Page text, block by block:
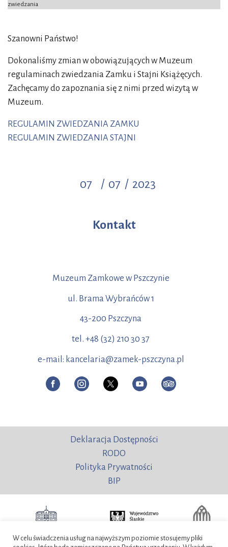
zwiedzania
Szanowni Państwo!
Dokonaliśmy zmian w obowiązujących w Muzeum
regulaminach zwiedzania Zamku i Stajni Książęcych.
Zachęcamy do zapoznania się z nimi przed wizytą w
Muzeum.
REGULAMIN ZWIEDZANIA ZAMKU
REGULAMIN ZWIEDZANIA STAJNI
07 / 07 / 2023
Kontakt
Muzeum Zamkowe w Pszczynie
ul. Brama Wybrańców 1
43-200 Pszczyna
tel. +48 (32) 210 30 37
e-mail: kancelaria@zamek-pszczyna.pl
Deklaracja Dostępności
RODO
Polityka Prywatności
BIP
W celu świadczenia usług na najwyższym poziomie stosujemy pliki